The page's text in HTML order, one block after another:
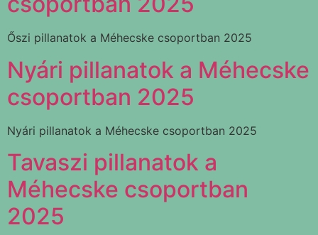
Őszi pillanatok a Méhecske csoportban 2025
Nyári pillanatok a Méhecske
csoportban 2025
Nyári pillanatok a Méhecske csoportban 2025
Tavaszi pillanatok a
Méhecske csoportban
2025